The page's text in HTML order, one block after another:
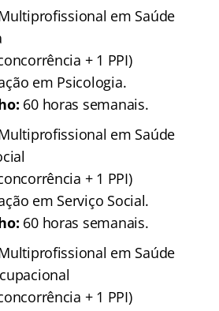
em Saúde
+ 1 PPI)
em Psicologia.
60 horas semanais.
em Saúde
+ 1 PPI)
em Serviço Social.
60 horas semanais.
em Saúde
+ 1 PPI)